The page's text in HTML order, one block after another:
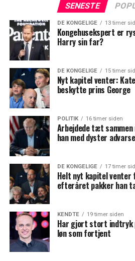
SENESTE
DE KONGELIGE 13 timer
Kongehusekspert er
Harry sin far?
DE KONGELIGE 15 timer
Nyt kapitel venter:
beskytte prins George
POLITIK 16 timer siden
Arbejdede tæt sammen
han med dyster
DE KONGELIGE 17 timer
Helt nyt kapitel venter
efteråret pakker han
KENDTE 19 timer siden
Har gjort stort indtryk
løn som fortjent